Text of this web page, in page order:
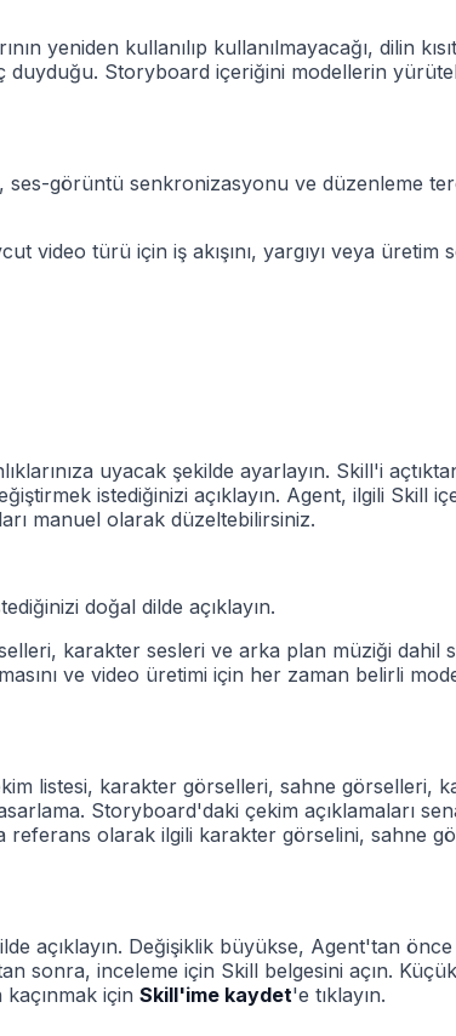
yeniden kullanılıp kullanılmayacağı, dilin
duyduğu. Storyboard içeriğini modellerin
ses-görüntü senkronizasyonu ve düzenleme
türü için iş akışını, yargıyı veya üretim
uyacak şekilde ayarlayın. Skill'i
istediğinizi açıklayın. Agent, ilgili Skill
manuel olarak düzeltebilirsiniz.
doğal dilde açıklayın.
karakter sesleri ve arka plan müziği dahil
ve video üretimi için her zaman belirli
listesi, karakter görselleri, sahne görselleri,
Storyboard'daki çekim açıklamaları
olarak ilgili karakter görselini, sahne
açıklayın. Değişiklik büyükse, Agent'tan
sonra, inceleme için Skill belgesini açın.
için Skill'ime kaydet'e tıklayın.